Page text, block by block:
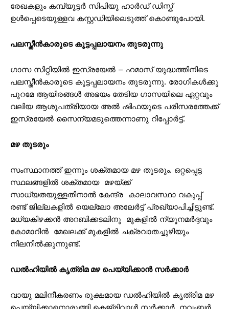
രേഖകളും കമ്പ്യൂട്ടർ സിപിയു ഹാർഡ് ഡിസ്ക്
ഉൾപ്പെടെയുള്ളവ കസ്റ്റഡിയിലെടുത്ത് കൊണ്ടുപോയി.
പലസ്തീൻകാരുടെ കൂട്ടപ്പലായനം തുടരുന്നു
ഗാസ സിറ്റിയിൽ ഇസ്രയേൽ – ഹമാസ് യുദ്ധത്തിനിടെ
പലസ്തീൻകാരുടെ കൂട്ടപ്പലായനം തുടരുന്നു. രോഗികൾക്കു
പുറമേ ആയിരങ്ങൾ അഭയം തേടിയ ഗാസയിലെ ഏറ്റവും
വലിയ ആശുപത്രിയായ അൽ ഷിഫയുടെ പരിസരത്തേക്ക്
ഇസ്രയേൽ സൈന്യമടുത്തെന്നാണു റിപ്പോർട്ട്.
മഴ തുടരും
സംസ്ഥാനത്ത് ഇന്നും ശക്തമായ മഴ തുടരും. ഒറ്റപ്പെട്ട
സ്ഥലങ്ങളിൽ ശക്തമായ മഴയ്ക്ക്
സാധ്യതയുള്ളതിനാൽ കേന്ദ്ര കാലാവസ്ഥാ വകുപ്പ്
രണ്ട് ജില്ലകളിൽ യെല്ലോ അലേർട്ട് പ്രഖ്യാപിച്ചിട്ടുണ്ട്.
മധ്യകിഴക്കൻ അറബിക്കടലിനു മുകളിൽ ന്യൂനമർദ്ദവും
കോമാറിൻ മേഖലക്ക് മുകളിൽ ചക്രവാതച്ചുഴിയും
നിലനിൽക്കുന്നുണ്ട്.
ഡൽഹിയിൽ കൃത്രിമ മഴ പെയ്യിക്കാൻ സർക്കാർ
വായു മലിനീകരണം രൂക്ഷമായ ഡൽഹിയിൽ കൃത്രിമ മഴ